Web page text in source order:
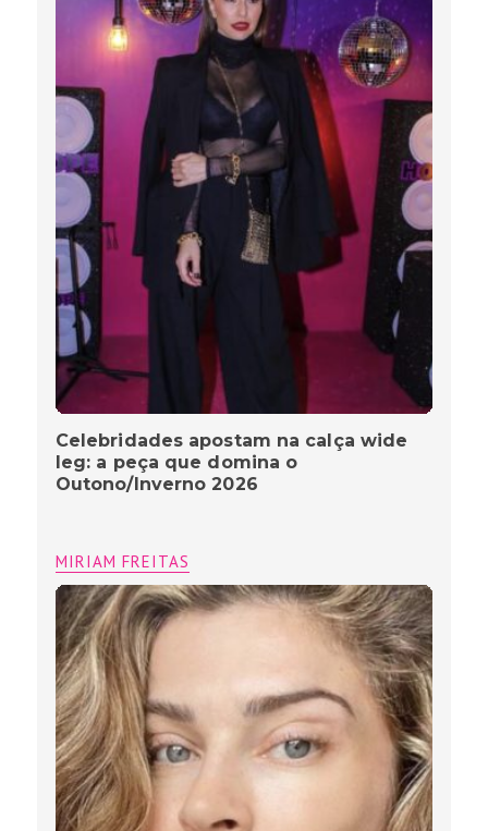
Celebridades apostam na calça wide
leg: a peça que domina o
Outono/Inverno 2026
MIRIAM FREITAS